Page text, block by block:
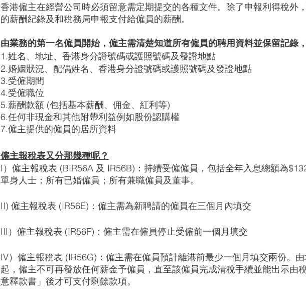
香港僱主在經營公司時必須留意需定期提交的各種文件。除了申報利得稅外
的薪酬紀錄及和稅務局申報支付給僱員的薪酬。
由業務的第一名僱員開始，僱主需清楚知道所有僱員的聘用資料並保留記錄
1.姓名、地址、香港身分證號碼或護照號碼及發證地點
2.婚姻狀況、配偶姓名、香港身分證號碼或護照號碼及發證地點
3.受僱期間
4.受僱職位
5.薪酬款額 (包括基本薪酬、佣金、紅利等)
6.任何非現金和其他附帶利益例如股份認購權
7.僱主提供的僱員的居所資料
僱主報稅表又分那幾種呢？
I）僱主報稅表 (BIR56A 及 IR56B)：持續受僱僱員，包括全年入息總額為
單身人士；所有已婚僱員；所有兼職僱員及董事。
II) 僱主報稅表 (IR56E)：僱主需為新聘請的僱員在三個月內填交
III）僱主報稅表 (IR56F)：僱主需在僱員停止受僱前一個月填交
IV）僱主報稅表 (IR56G)：僱主需在僱員預計離港前最少一個月填交兩份。
起，僱主不可再發放任何薪金予僱員，直至該僱員完成清稅手續並能出示由
意釋款書」後才可支付剩餘款項。